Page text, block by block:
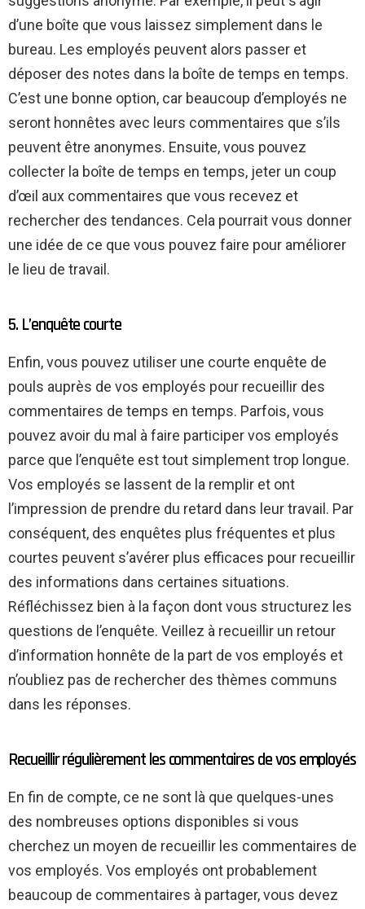
d’une boîte que vous laissez simplement dans le
bureau. Les employés peuvent alors passer et
déposer des notes dans la boîte de temps en temps.
C’est une bonne option, car beaucoup d’employés ne
seront honnêtes avec leurs commentaires que s’ils
peuvent être anonymes. Ensuite, vous pouvez
collecter la boîte de temps en temps, jeter un coup
d’œil aux commentaires que vous recevez et
rechercher des tendances. Cela pourrait vous donner
une idée de ce que vous pouvez faire pour améliorer
le lieu de travail.
5. L’enquête courte
Enfin, vous pouvez utiliser une courte enquête de
pouls auprès de vos employés pour recueillir des
commentaires de temps en temps. Parfois, vous
pouvez avoir du mal à faire participer vos employés
parce que l’enquête est tout simplement trop longue.
Vos employés se lassent de la remplir et ont
l’impression de prendre du retard dans leur travail. Par
conséquent, des enquêtes plus fréquentes et plus
courtes peuvent s’avérer plus efficaces pour recueillir
des informations dans certaines situations.
Réfléchissez bien à la façon dont vous structurez les
questions de l’enquête. Veillez à recueillir un retour
d’information honnête de la part de vos employés et
n’oubliez pas de rechercher des thèmes communs
dans les réponses.
Recueillir régulièrement les commentaires de vos employés
En fin de compte, ce ne sont là que quelques-unes
des nombreuses options disponibles si vous
cherchez un moyen de recueillir les commentaires de
vos employés. Vos employés ont probablement
beaucoup de commentaires à partager, vous devez